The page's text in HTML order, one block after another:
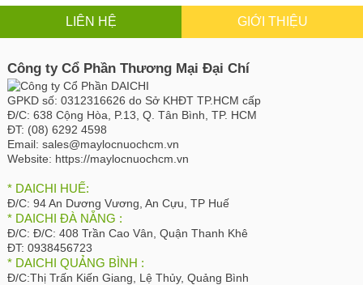
LIÊN HỆ GIỚI THIỆU
Công ty Cổ Phần Thương Mại Đại Chí
GPKD số: 0312316626 do Sở KHĐT TP.HCM cấp
Đ/C: 638 Cộng Hòa, P.13, Q. Tân Bình, TP. HCM
ĐT: (08) 6292 4598
Email: sales@maylocnuochcm.vn
Website: https://maylocnuochcm.vn
* DAICHI HUẾ:
Đ/C: 94 An Dương Vương, An Cựu, TP Huế
* DAICHI ĐÀ NẴNG :
Đ/C: Đ/C: 408 Trần Cao Vân, Quận Thanh Khê
ĐT: 0938456723
* DAICHI QUẢNG BÌNH :
Đ/C:Thị Trấn Kiến Giang, Lệ Thủy, Quảng Bình